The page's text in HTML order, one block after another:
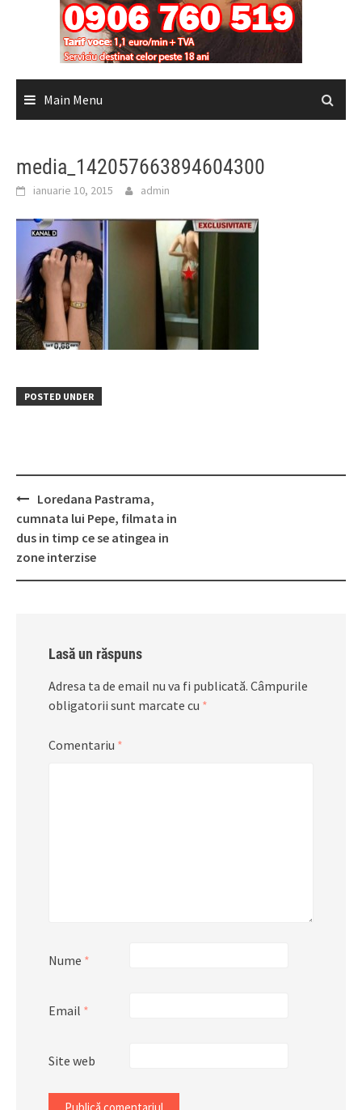
Main Menu
media_142057663894604300
ianuarie 10, 2015 admin
POSTED UNDER
Post
navigation
Loredana Pastrama,
cumnata lui Pepe, filmata in
dus in timp ce se atingea in
zone interzise
Lasă un răspuns
Adresa ta de email nu va fi publicată. Câmpurile
obligatorii sunt marcate cu *
Comentariu *
Nume *
Email *
Site web